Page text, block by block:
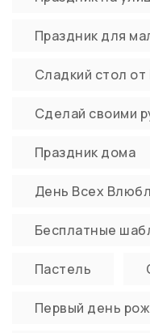
Праздник для
Сладкий стол
Сделай своими
Праздник дома
День Всех
Бесплатные
Пастель
Первый день